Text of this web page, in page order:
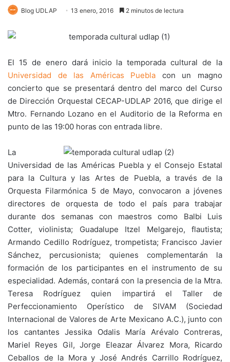
Blog UDLAP 13 enero, 2016 2 minutos de lectura
El 15 de enero dará inicio la temporada cultural de la
Universidad de las Américas Puebla con un magno
concierto que se presentará dentro del marco del Curso
de Dirección Orquestal CECAP-UDLAP 2016, que dirige el
Mtro. Fernando Lozano en el Auditorio de la Reforma en
punto de las 19:00 horas con entrada libre.
La
Universidad de las Américas Puebla y el Consejo Estatal
para la Cultura y las Artes de Puebla, a través de la
Orquesta Filarmónica 5 de Mayo, convocaron a jóvenes
directores de orquesta de todo el país para trabajar
durante dos semanas con maestros como Balbi Luis
Cotter, violinista; Guadalupe Itzel Melgarejo, flautista;
Armando Cedillo Rodríguez, trompetista; Francisco Javier
Sánchez, percusionista; quienes complementarán la
formación de los participantes en el instrumento de su
especialidad. Además, contará con la presencia de la Mtra.
Teresa Rodríguez quien impartirá el Taller de
Perfeccionamiento Operístico de SIVAM (Sociedad
Internacional de Valores de Arte Mexicano A.C.), junto con
los cantantes Jessika Odalis María Arévalo Contreras,
Mariel Reyes Gil, Jorge Eleazar Álvarez Mora, Ricardo
Ceballos de la Mora y José Andrés Carrillo Rodríguez,